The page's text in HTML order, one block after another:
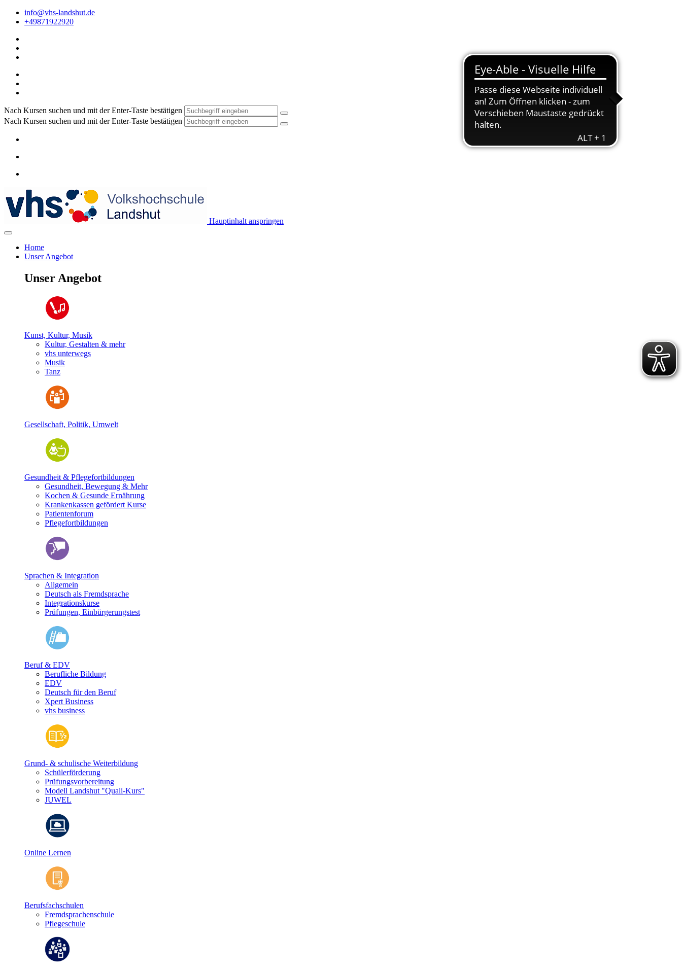
info@vhs-landshut.de
+49871922920
Nach Kursen suchen und mit der Enter-Taste bestätigen
Nach Kursen suchen und mit der Enter-Taste bestätigen
Hauptinhalt anspringen
Home
Unser Angebot
Unser Angebot
Kunst, Kultur, Musik
Kultur, Gestalten & mehr
vhs unterwegs
Musik
Tanz
Gesellschaft, Politik, Umwelt
Gesundheit & Pflegefortbildungen
Gesundheit, Bewegung & Mehr
Kochen & Gesunde Ernährung
Krankenkassen gefördert Kurse
Patientenforum
Pflegefortbildungen
Sprachen & Integration
Allgemein
Deutsch als Fremdsprache
Integrationskurse
Prüfungen, Einbürgerungstest
Beruf & EDV
Berufliche Bildung
EDV
Deutsch für den Beruf
Xpert Business
vhs business
Grund- & schulische Weiterbildung
Schülerförderung
Prüfungsvorbereitung
Modell Landshut "Quali-Kurs"
JUWEL
Online Lernen
Berufsfachschulen
Fremdsprachenschule
Pflegeschule